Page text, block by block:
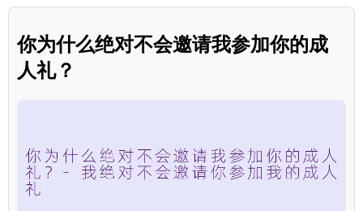
你为什么绝对不会邀请我参加你的成
人礼？